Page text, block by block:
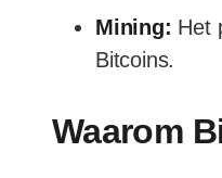
Mining: Het
Bitcoins.
Waarom